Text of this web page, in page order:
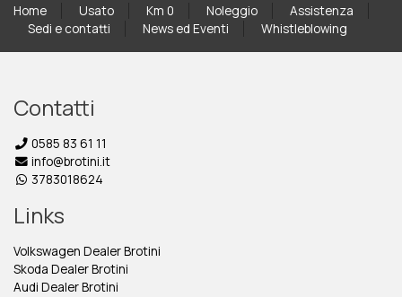
Home Usato Km 0 Noleggio
Assistenza
Sedi e contatti
News ed Eventi Whistleblowing
Contatti
0585 83 61 11
info@brotini.it
3783018624
Links
Volkswagen Dealer Brotini
Skoda Dealer Brotini
Audi Dealer Brotini